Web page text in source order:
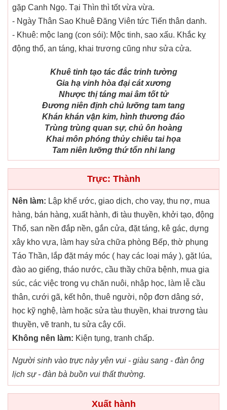
gặp Canh Ngọ. Tại Thìn thì tốt vừa vừa.
- Ngày Thân Sao Khuê Đăng Viên tức Tiến thân danh.
- Khuê: mộc lang (con sói): Mộc tinh, sao xấu. Khắc kỵ
động thổ, an táng, khai trương cũng như sửa cửa.
Khuê tinh tạo tác đắc trinh tường
Gia hạ vinh hòa đại cát xương
Nhược thị táng mai âm tốt tử
Đương niên định chủ lưỡng tam tang
Khán khán vận kim, hình thương đáo
Trùng trùng quan sự, chủ ôn hoàng
Khai môn phóng thủy chiêu tai họa
Tam niên lưỡng thứ tổn nhi lang
Trực: Thành
Nên làm: Lập khế ước, giao dịch, cho vay, thu nợ, mua
hàng, bán hàng, xuất hành, đi tàu thuyền, khởi tạo, động
Thổ, san nền đắp nền, gắn cửa, đặt táng, kê gác, dựng
xây kho vựa, làm hay sửa chữa phòng Bếp, thờ phụng
Táo Thần, lắp đặt máy móc ( hay các loại máy ), gặt lúa,
đào ao giếng, tháo nước, cầu thầy chữa bệnh, mua gia
súc, các việc trong vụ chăn nuôi, nhập học, làm lễ cầu
thân, cưới gã, kết hôn, thuê người, nộp đơn dâng sớ,
học kỹ nghệ, làm hoặc sửa tàu thuyền, khai trương tàu
thuyền, vẽ tranh, tu sửa cây cối.
Không nên làm: Kiện tụng, tranh chấp.
Người sinh vào trực này yên vui - giàu sang - đàn ông
lịch sự - đàn bà buồn vui thất thường.
Xuất hành